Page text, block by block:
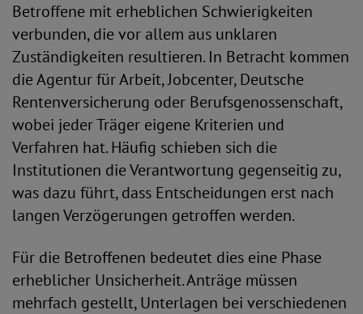
Betroffene mit erheblichen Schwierigkeiten
verbunden, die vor allem aus unklaren
Zuständigkeiten resultieren. In Betracht kommen
die Agentur für Arbeit, Jobcenter, Deutsche
Rentenversicherung oder Berufsgenossenschaft,
wobei jeder Träger eigene Kriterien und
Verfahren hat. Häufig schieben sich die
Institutionen die Verantwortung gegenseitig zu,
was dazu führt, dass Entscheidungen erst nach
langen Verzögerungen getroffen werden.
Für die Betroffenen bedeutet dies eine Phase
erheblicher Unsicherheit. Anträge müssen
mehrfach gestellt, Unterlagen bei verschiedenen